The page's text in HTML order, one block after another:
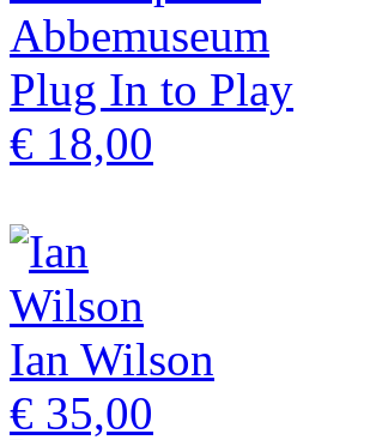
Plug In to Play
€ 18,00
Ian Wilson
€ 35,00